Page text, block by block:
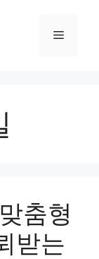
메
춤형
받는